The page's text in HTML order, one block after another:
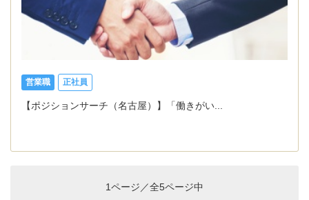
営業職 正社員
【ポジションサーチ（名古屋）】「働きがい...
1ページ／全5ページ中